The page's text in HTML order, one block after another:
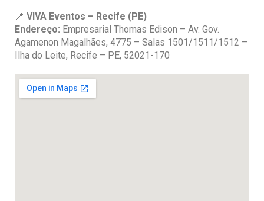
📍 VIVA Eventos – Recife (PE)
Endereço: Empresarial Thomas Edison – Av. Gov.
Agamenon Magalhães, 4775 – Salas 1501/1511/1512 –
Ilha do Leite, Recife – PE, 52021-170